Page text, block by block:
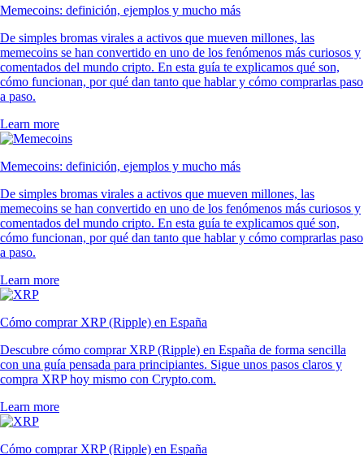
Memecoins: definición, ejemplos y mucho más
De simples bromas virales a activos que mueven millones, las
memecoins se han convertido en uno de los fenómenos más curiosos y
comentados del mundo cripto. En esta guía te explicamos qué son,
cómo funcionan, por qué dan tanto que hablar y cómo comprarlas paso
a paso.
Learn more
Memecoins: definición, ejemplos y mucho más
De simples bromas virales a activos que mueven millones, las
memecoins se han convertido en uno de los fenómenos más curiosos y
comentados del mundo cripto. En esta guía te explicamos qué son,
cómo funcionan, por qué dan tanto que hablar y cómo comprarlas paso
a paso.
Learn more
Cómo comprar XRP (Ripple) en España
Descubre cómo comprar XRP (Ripple) en España de forma sencilla
con una guía pensada para principiantes. Sigue unos pasos claros y
compra XRP hoy mismo con Crypto.com.
Learn more
Cómo comprar XRP (Ripple) en España